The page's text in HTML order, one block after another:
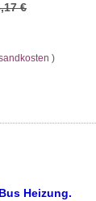
€
)
Heizung.